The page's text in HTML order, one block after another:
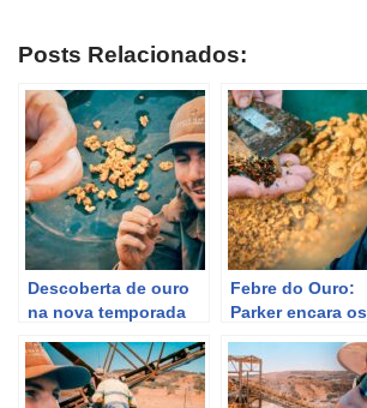
Posts Relacionados:
Descoberta de ouro
na nova temporada
Desafio de Parker |
Discovery Brasil
Febre do Ouro:
Parker encara os
busca por ouro